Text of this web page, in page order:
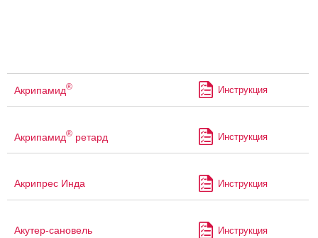
Акрипамид® Инструкция
Акрипамид® ретард Инструкция
Акрипрес Инда Инструкция
Акутер-сановель Инструкция